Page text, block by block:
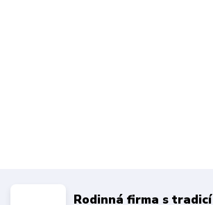
Rodinná firma s tradicí